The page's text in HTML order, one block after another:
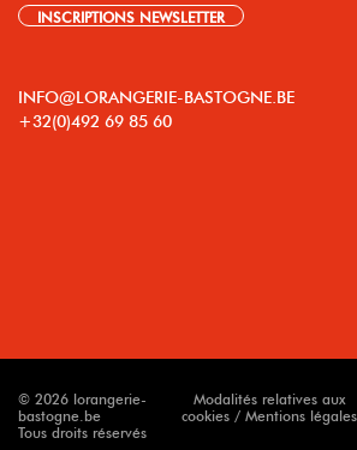
INSCRIPTIONS NEWSLETTER
INFO@LORANGERIE-BASTOGNE.BE
+32(0)492 69 85 60
© 2026 lorangerie-
bastogne.be
Tous droits réservés
Modalités relatives aux
cookies / Mentions légales